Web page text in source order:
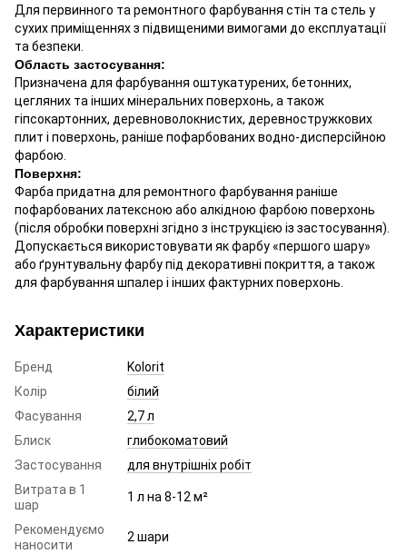
Для первинного та ремонтного фарбування стін та стель у
сухих приміщеннях з підвищеними вимогами до експлуатації
та безпеки.
Область застосування:
Призначена для фарбування оштукатурених, бетонних,
цегляних та інших мінеральних поверхонь, а також
гіпсокартонних, деревноволокнистих, деревностружкових
плит і поверхонь, раніше пофарбованих водно-дисперсійною
фарбою.
Поверхня:
Фарба придатна для ремонтного фарбування раніше
пофарбованих латексною або алкідною фарбою поверхонь
(після обробки поверхні згідно з інструкцією із застосування).
Допускається використовувати як фарбу «першого шару»
або ґрунтувальну фарбу під декоративні покриття, а також
для фарбування шпалер і інших фактурних поверхонь.
Характеристики
Бренд
Kolorit
Колір
білий
Фасування
2,7 л
Блиск
глибокоматовий
Застосування
для внутрішніх робіт
Витрата в 1
шар
1 л на 8-12 м²
Рекомендуємо
наносити
2 шари